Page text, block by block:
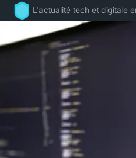
L'actualité tech et digitale